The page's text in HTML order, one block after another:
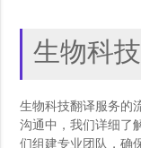
生物科
生物科技翻译服务的
沟通中，我们详细了
们组建专业团队，确